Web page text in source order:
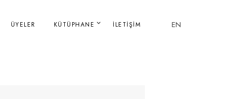
ÜYELER KÜTÜPHANE İLETIŞIM EN